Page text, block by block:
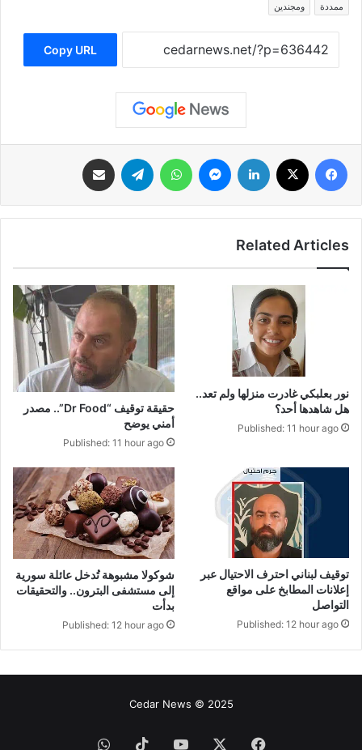
ممددة
ومجندين
Copy URL
فيسبوك لينكدإن ماسنجر واتساب تيلقرام
Related Articles
نور بعلبكي غادرت منزلها ولم تعد..
هل شاهدها أحد؟
Published: 11 hour ago
حقيقة توقيف “Dr Food”.. مصدر
أمني يوضح
Published: 11 hour ago
توقيف لبناني احترف الاحتيال عبر
إعلانات المطابخ على مواقع
التواصل
Published: 12 hour ago
شوكولا مشبوهة تُدخل عائلة سورية
إلى مستشفى البترون.. والتحقيقات
بدأت
Published: 12 hour ago
Cedar News © 2025
فيسبوك ‫YouTube
‫TikTokواتساب